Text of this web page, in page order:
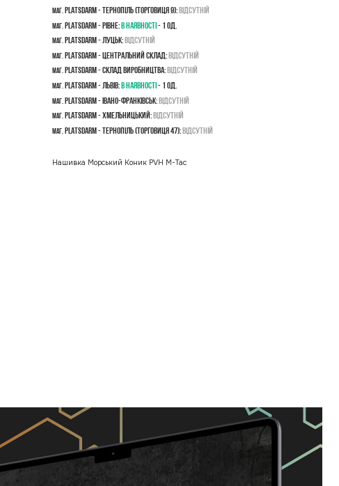
маг. PLATSDARM - Тернопіль (Торговиця 9): Відсутній
маг. PLATSDARM - Рівне: В наявності - 1 од.
маг. PLATSDARM - Луцьк: Відсутній
маг. PLATSDARM - Центральний склад: Відсутній
маг. PLATSDARM - Склад виробництва: Відсутній
маг. PLATSDARM - Львів: В наявності - 1 од.
маг. PLATSDARM - Івано-Франківськ: Відсутній
маг. PLATSDARM - Хмельницький: Відсутній
маг. PLATSDARM - Тернопіль (Торговиця 47): Відсутній
Нашивка Морський Коник PVH M-Tac